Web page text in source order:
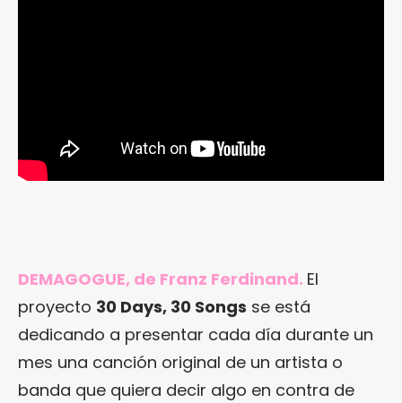
DEMAGOGUE, de Franz Ferdinand. El
proyecto 30 Days, 30 Songs se está
dedicando a presentar cada día durante un
mes una canción original de un artista o
banda que quiera decir algo en contra de